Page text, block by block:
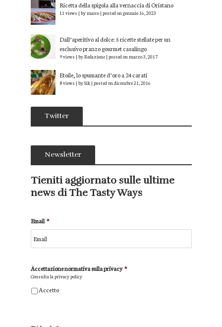
Ricetta della spigola alla vernaccia di Oristano
11 views |bymarco |posted on gennaio 16, 2023
Dall’aperitivo al dolce: 5 ricette stellate per un
esclusivo pranzo gourmet casalingo
9 views |byRedazione |posted on marzo 3, 2017
Etoile, lo spumante d’oro a 24 carati
8 views |bySik |posted on dicembre 21, 2016
Twitter
Newsletter
Tieniti aggiornato sulle ultime
news di The Tasty Ways
Email *
Accettazione normativa sulla privacy *
Consulta laprivacy policy
Accetto